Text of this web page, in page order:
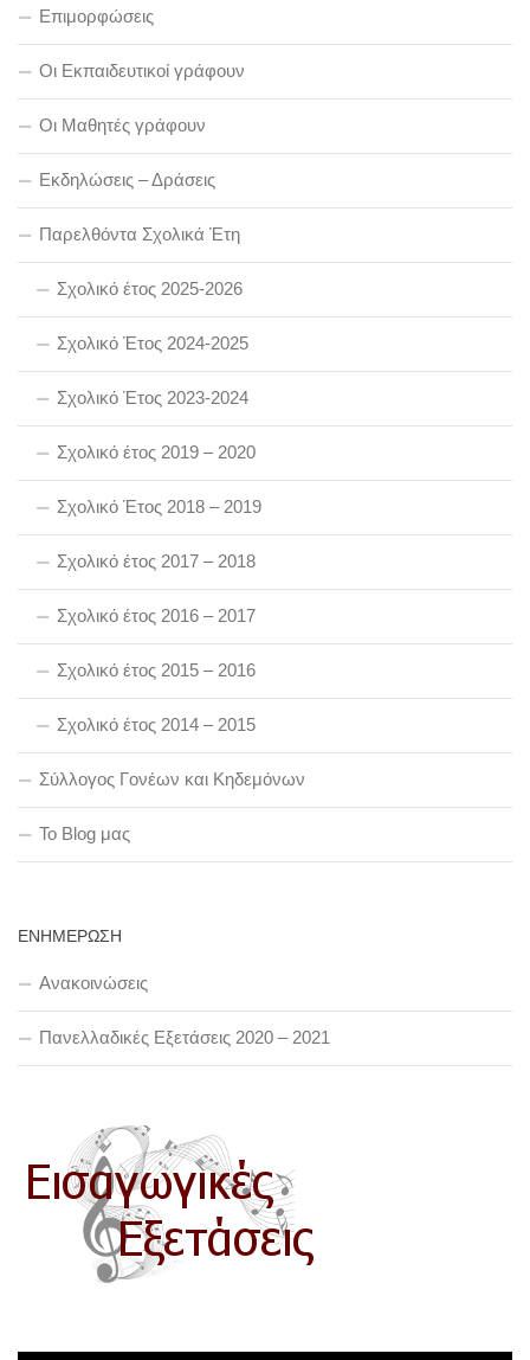
Επιμορφώσεις
Οι Εκπαιδευτικοί γράφουν
Οι Μαθητές γράφουν
Εκδηλώσεις – Δράσεις
Παρελθόντα Σχολικά Έτη
Σχολικό έτος 2025-2026
Σχολικό Έτος 2024-2025
Σχολικό Έτος 2023-2024
Σχολικό έτος 2019 – 2020
Σχολικό Έτος 2018 – 2019
Σχολικό έτος 2017 – 2018
Σχολικό έτος 2016 – 2017
Σχολικό έτος 2015 – 2016
Σχολικό έτος 2014 – 2015
Σύλλογος Γονέων και Κηδεμόνων
To Blog μας
ΕΝΗΜΕΡΩΣΗ
Ανακοινώσεις
Πανελλαδικές Εξετάσεις 2020 – 2021